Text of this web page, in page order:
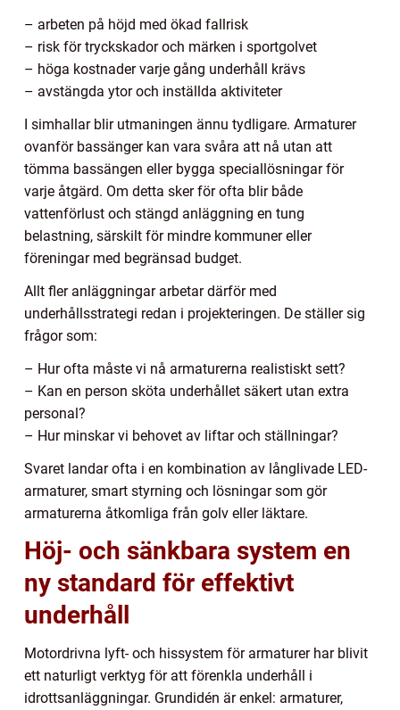
– arbeten på höjd med ökad fallrisk
– risk för tryckskador och märken i sportgolvet
– höga kostnader varje gång underhåll krävs
– avstängda ytor och inställda aktiviteter
I simhallar blir utmaningen ännu tydligare. Armaturer
ovanför bassänger kan vara svåra att nå utan att
tömma bassängen eller bygga speciallösningar för
varje åtgärd. Om detta sker för ofta blir både
vattenförlust och stängd anläggning en tung
belastning, särskilt för mindre kommuner eller
föreningar med begränsad budget.
Allt fler anläggningar arbetar därför med
underhållsstrategi redan i projekteringen. De ställer sig
frågor som:
– Hur ofta måste vi nå armaturerna realistiskt sett?
– Kan en person sköta underhållet säkert utan extra
personal?
– Hur minskar vi behovet av liftar och ställningar?
Svaret landar ofta i en kombination av långlivade LED-
armaturer, smart styrning och lösningar som gör
armaturerna åtkomliga från golv eller läktare.
Höj- och sänkbara system en
ny standard för effektivt
underhåll
Motordrivna lyft- och hissystem för armaturer har blivit
ett naturligt verktyg för att förenkla underhåll i
idrottsanläggningar. Grundidén är enkel: armaturer,